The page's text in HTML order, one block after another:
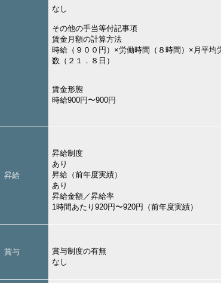
なし
その他の手当等付記事項
賃金月額の計算方法
時給（９００円）×労働時間（８時間）×月平均
数（２１．８日）
賃金形態
時給900円〜900円
昇給
昇給制度
あり
昇給（前年度実績）
あり
昇給金額／昇給率
1時間あたり920円〜920円（前年度実績）
賞与
賞与制度の有無
なし